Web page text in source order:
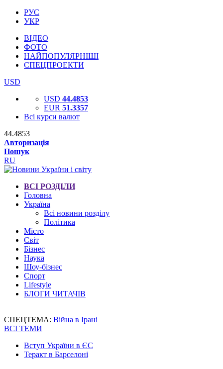
РУС
УКР
ВІДЕО
ФОТО
НАЙПОПУЛЯРНІШІ
СПЕЦПРОЕКТИ
USD
USD 44.4853
EUR 51.3357
Всі курси валют
44.4853
Авторизація
Пошук
RU
ВСІ РОЗДІЛИ
Головна
Україна
Всі новини розділу
Політика
Місто
Світ
Бізнес
Наука
Шоу-бізнес
Спорт
Lifestyle
БЛОГИ ЧИТАЧІВ
СПЕЦТЕМА: Війна в Ірані
ВСІ ТЕМИ
Вступ України в ЄС
Теракт в Барселоні